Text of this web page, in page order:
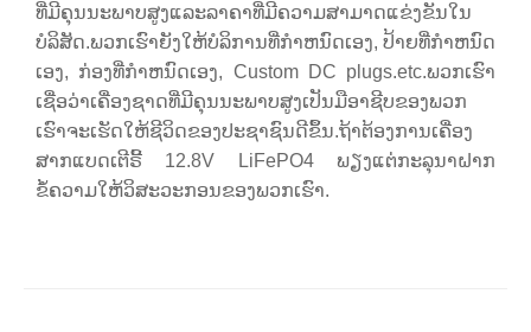
ທີ່ມີຄຸນນະພາບສູງແລະລາຄາທີ່ມີຄວາມສາມາດແຂ່ງຂັນໃນ
ບໍລິສັດ.ພວກເຮົາຍັງໃຫ້ບໍລິການທີ່ກໍາຫນົດເອງ, ປ້າຍທີ່ກໍາຫນົດ
ເອງ, ກ່ອງທີ່ກໍາຫນົດເອງ, Custom DC plugs.etc.ພວກເຮົາ
ເຊື່ອວ່າເຄື່ອງຊາດທີ່ມີຄຸນນະພາບສູງເປັນມືອາຊີບຂອງພວກ
ເຮົາຈະເຮັດໃຫ້ຊີວິດຂອງປະຊາຊົນດີຂຶ້ນ.ຖ້າຕ້ອງການເຄື່ອງ
ສາກແບດເຕີຣີ້ 12.8V LiFePO4 ພຽງແຕ່ກະລຸນາຝາກ
ຂໍ້ຄວາມໃຫ້ວິສະວະກອນຂອງພວກເຮົາ.